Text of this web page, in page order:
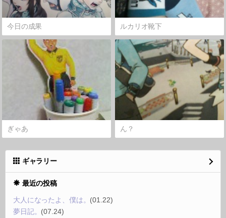
今日の成果 ルカリオ靴下
ぎゃあ ん？
ギャラリー
最近の投稿
大人になったよ、僕は。 (01.22)
夢日記。 (07.24)